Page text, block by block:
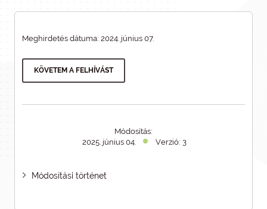
Meghirdetés dátuma: 2024. június 07.
KÖVETEM A FELHÍVÁST
Módosítás:
2025. június 04.
Verzió: 3
Módosítási történet